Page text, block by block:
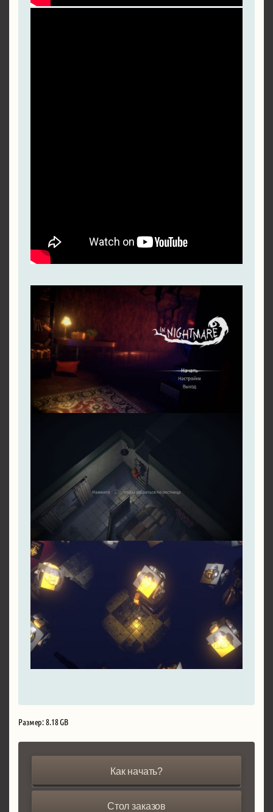
Размер: 8.18 GB
Как начать?
Стол заказов